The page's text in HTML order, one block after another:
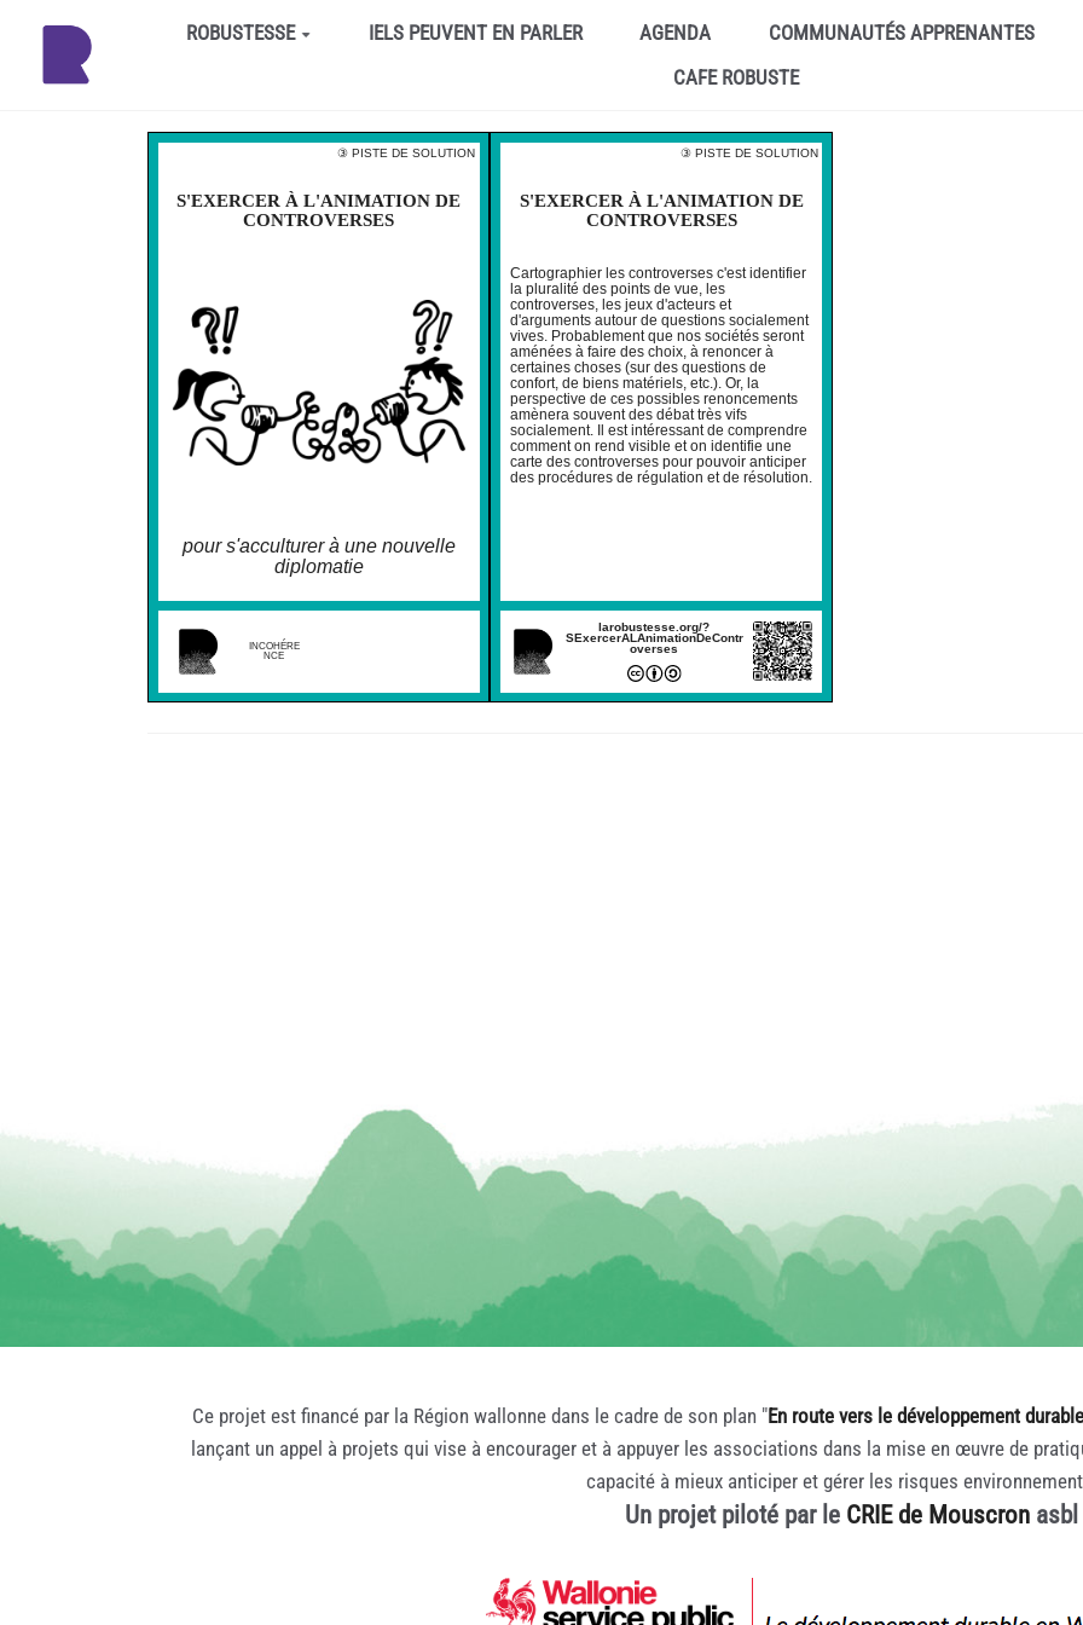
Aller au contenu principalROBUSTESSE IELS PEUVENT EN PARLER AGENDA
COMMUNAUTÉS APPRENANTES
CAFE ROBUSTE
③ PISTE DE SOLUTION
S'EXERCER À L'ANIMATION DE
CONTROVERSES
pour s'acculturer à une nouvelle
diplomatie
INCOHÉRE
NCE
③ PISTE DE SOLUTION
S'EXERCER À L'ANIMATION DE
CONTROVERSES
Cartographier les controverses c'est identifier
la pluralité des points de vue, les
controverses, les jeux d'acteurs et
d'arguments autour de questions socialement
vives. Probablement que nos sociétés seront
aménées à faire des choix, à renoncer à
certaines choses (sur des questions de
confort, de biens matériels, etc.). Or, la
perspective de ces possibles renoncements
amènera souvent des débat très vifs
socialement. Il est intéressant de comprendre
comment on rend visible et on identifie une
carte des controverses pour pouvoir anticiper
des procédures de régulation et de résolution.
larobustesse.org/?
SExercerALAnimationDeContr
overses
Ce projet est financé par la Région wallonne dans le cadre de son plan "En route vers le développement durable
lançant un appel à projets qui vise à encourager et à appuyer les associations dans la mise en œuvre de
capacité à mieux anticiper et gérer les risques
Un projet piloté par le CRIE de Mouscronasbl